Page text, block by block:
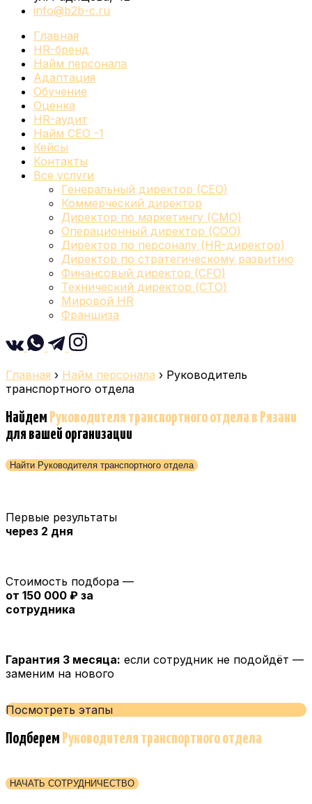
info@b2b-c.ru
Главная
HR-бренд
Найм персонала
Адаптация
Обучение
Оценка
HR-аудит
Найм СЕО -1
Кейсы
Контакты
Все услуги
Генеральный директор (CEO)
Коммерческий директор
Директор по маркетингу (CMO)
Операционный директор (COO)
Директор по персоналу (HR-директор)
Директор по стратегическому развитию
Финансовый директор (CFO)
Технический директор (CTO)
Мировой HR
Франшиза
Главная › Найм персонала › Руководитель
транспортного отдела
Найдем Руководителя транспортного отдела в Рязани
для вашей организации
Найти Руководителя транспортного отдела
Первые результаты
через 2 дня
Стоимость подбора —
от 150 000 ₽ за
сотрудника
Гарантия 3 месяца: если сотрудник не подойдёт —
заменим на нового
Посмотреть этапы
Подберем Руководителя транспортного отдела
НАЧАТЬ СОТРУДНИЧЕСТВО